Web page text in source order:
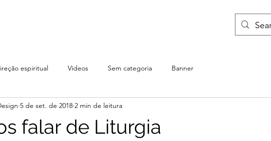
espiritual Vídeos Sem categoria Banner
falar de Liturgia
5 de set. de 2018 2 min de leitura